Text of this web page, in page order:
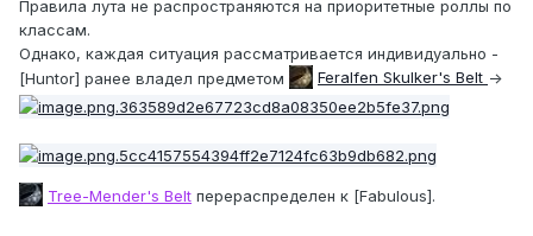
Правила лута не распространяются на приоритетные роллы по
классам.
Однако, каждая ситуация рассматривается индивидуально -
[Huntor] ранее владел предметом
Feralfen Skulker's Belt ->
Tree-Mender's Belt перераспределен к [Fabulous].